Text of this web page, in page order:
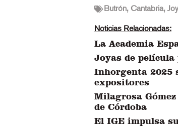
Butrón, Cantabria,
Noticias Relacionadas:
La Academia
Joyas de
Inhorgenta 2025
expositores
Milagrosa
de Córdoba
El IGE impulsa